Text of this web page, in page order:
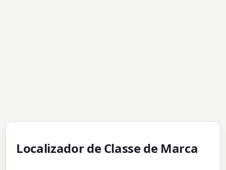
Localizador de Classe de Marca